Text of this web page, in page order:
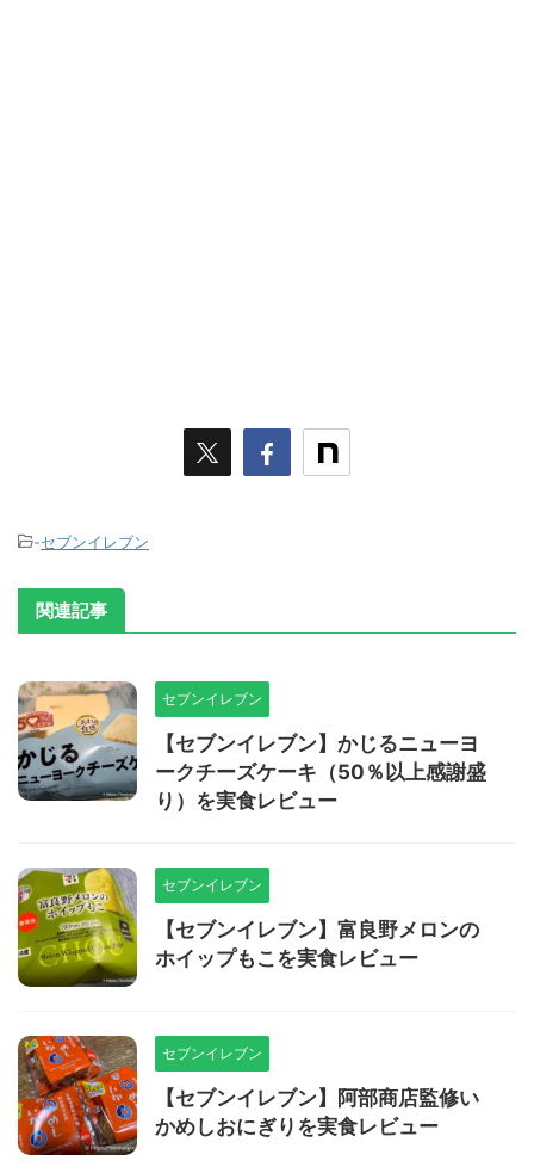
-セブンイレブン
関連記事
セブンイレブン
【セブンイレブン】かじるニューヨ
ークチーズケーキ（50％以上感謝盛
り）を実食レビュー
セブンイレブン
【セブンイレブン】富良野メロンの
ホイップもこを実食レビュー
セブンイレブン
【セブンイレブン】阿部商店監修い
かめしおにぎりを実食レビュー